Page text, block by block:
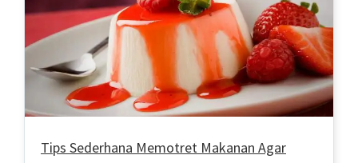
Tips Sederhana Memotret Makanan Agar